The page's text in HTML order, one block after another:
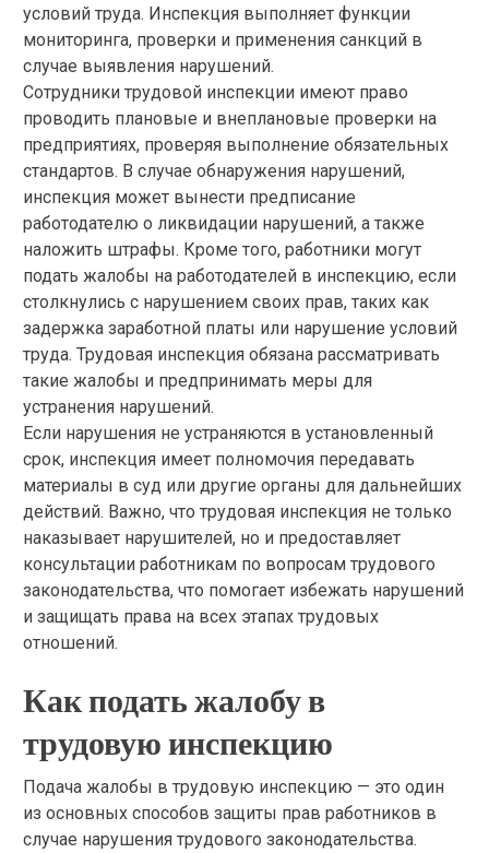
условий труда. Инспекция выполняет функции
мониторинга, проверки и применения санкций в
случае выявления нарушений.
Сотрудники трудовой инспекции имеют право
проводить плановые и внеплановые проверки на
предприятиях, проверяя выполнение обязательных
стандартов. В случае обнаружения нарушений,
инспекция может вынести предписание
работодателю о ликвидации нарушений, а также
наложить штрафы. Кроме того, работники могут
подать жалобы на работодателей в инспекцию, если
столкнулись с нарушением своих прав, таких как
задержка заработной платы или нарушение условий
труда. Трудовая инспекция обязана рассматривать
такие жалобы и предпринимать меры для
устранения нарушений.
Если нарушения не устраняются в установленный
срок, инспекция имеет полномочия передавать
материалы в суд или другие органы для дальнейших
действий. Важно, что трудовая инспекция не только
наказывает нарушителей, но и предоставляет
консультации работникам по вопросам трудового
законодательства, что помогает избежать нарушений
и защищать права на всех этапах трудовых
отношений.
Как подать жалобу в
трудовую инспекцию
Подача жалобы в трудовую инспекцию — это один
из основных способов защиты прав работников в
случае нарушения трудового законодательства.